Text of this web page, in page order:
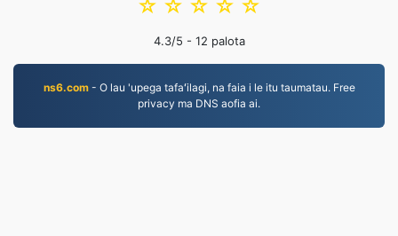
☆
☆
☆
☆
☆
4.3/5 - 12 palota
ns6.com- O lau 'upega tafaʻilagi, na faia i le itu taumatau. Free
privacy ma DNS aofia ai.